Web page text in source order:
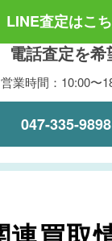
LINE査定はこ
電話査定を希
営業時間：10:00〜
047-335-9898